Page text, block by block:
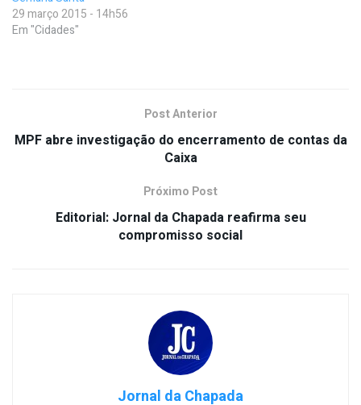
29 março 2015 - 14h56
Em "Cidades"
Post Anterior
MPF abre investigação do encerramento de contas da
Caixa
Próximo Post
Editorial: Jornal da Chapada reafirma seu
compromisso social
Jornal da Chapada